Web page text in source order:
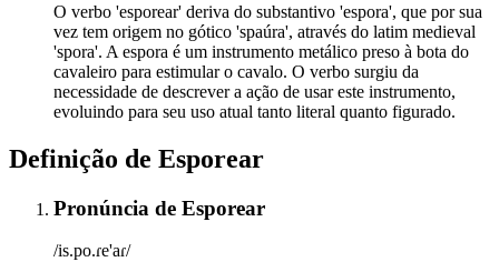
O verbo 'esporear' deriva do substantivo 'espora', que por sua
vez tem origem no gótico 'spaúra', através do latim medieval
'spora'. A espora é um instrumento metálico preso à bota do
cavaleiro para estimular o cavalo. O verbo surgiu da
necessidade de descrever a ação de usar este instrumento,
evoluindo para seu uso atual tanto literal quanto figurado.
Definição de Esporear
Pronúncia de Esporear
/is.po.ɾe'aɾ/